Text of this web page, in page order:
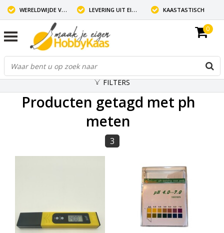
WERELDWIJDE VERZENDING LEVERING UIT EIGEN VOORRAAD KAASTASTISCH
0
FILTERS
Producten getagd met ph
meten
3